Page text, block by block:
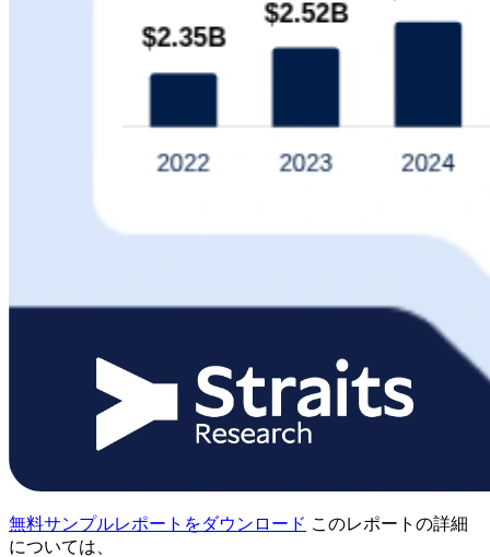
無料サンプルレポートをダウンロード このレポートの詳細
については、